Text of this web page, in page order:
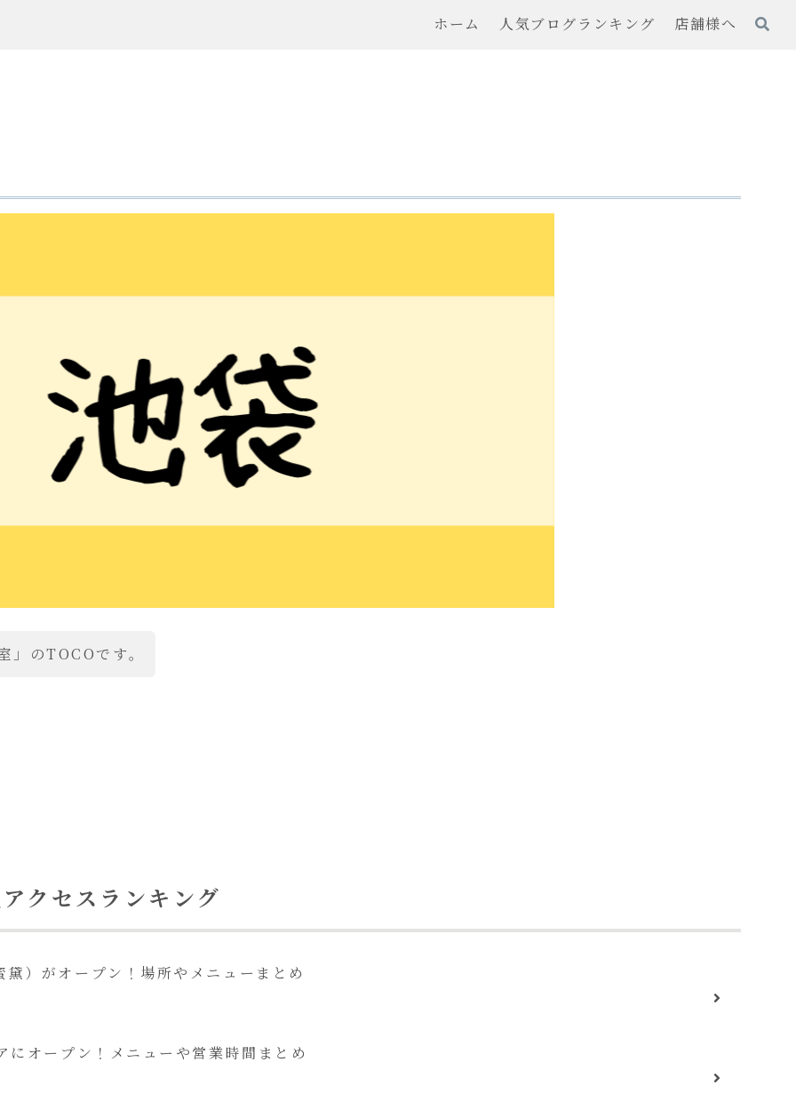
ホーム 人気ブログランキング 店舗様へ
」のTOCOです。
クセスランキング
）がオープン！場所やメニューまとめ
オープン！メニューや営業時間まとめ